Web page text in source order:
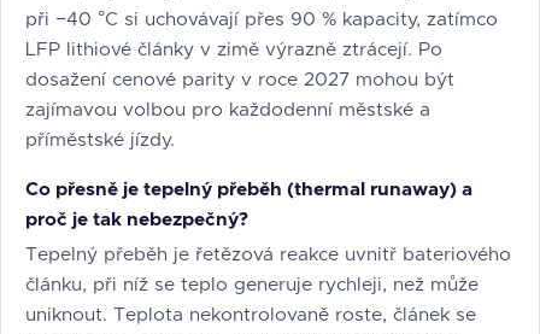
při −40 °C si uchovávají přes 90 % kapacity, zatímco
LFP lithiové články v zimě výrazně ztrácejí. Po
dosažení cenové parity v roce 2027 mohou být
zajímavou volbou pro každodenní městské a
příměstské jízdy.
Co přesně je tepelný přeběh (thermal runaway) a
proč je tak nebezpečný?
Tepelný přeběh je řetězová reakce uvnitř bateriového
článku, při níž se teplo generuje rychleji, než může
uniknout. Teplota nekontrolovaně roste, článek se